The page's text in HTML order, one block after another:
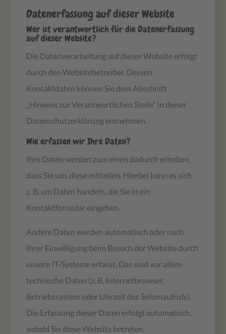
Datenerfassung auf dieser Website
Wer ist verantwortlich für die Datenerfassung
auf dieser Website?
Die Datenverarbeitung auf dieser Website erfolgt
durch den Websitebetreiber. Dessen
Kontaktdaten können Sie dem Abschnitt
„Hinweis zur Verantwortlichen Stelle“ in dieser
Datenschutzerklärung entnehmen.
Wie erfassen wir Ihre Daten?
Ihre Daten werden zum einen dadurch erhoben,
dass Sie uns diese mitteilen. Hierbei kann es sich
z. B. um Daten handeln, die Sie in ein
Kontaktformular eingeben.
Andere Daten werden automatisch oder nach
Ihrer Einwilligung beim Besuch der Website durch
unsere IT-Systeme erfasst. Das sind vor allem
technische Daten (z. B. Internetbrowser,
Betriebssystem oder Uhrzeit des Seitenaufrufs).
Die Erfassung dieser Daten erfolgt automatisch,
sobald Sie diese Website betreten.